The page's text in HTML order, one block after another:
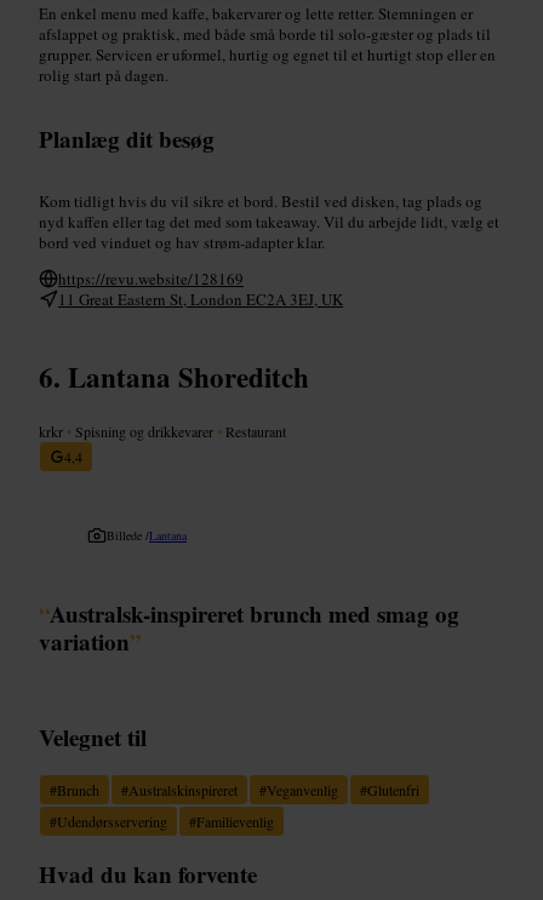
En enkel menu med kaffe, bakervarer og lette retter. Stemningen er
afslappet og praktisk, med både små borde til solo-gæster og plads til
grupper. Servicen er uformel, hurtig og egnet til et hurtigt stop eller en
rolig start på dagen.
Planlæg dit besøg
Kom tidligt hvis du vil sikre et bord. Bestil ved disken, tag plads og
nyd kaffen eller tag det med som takeaway. Vil du arbejde lidt, vælg et
bord ved vinduet og hav strøm-adapter klar.
https://revu.website/128169
11 Great Eastern St, London EC2A 3EJ, UK
Lantana Shoreditch
krkr • Spisning og drikkevarer • Restaurant
4,4
Billede /Lantana
“Australsk-inspireret brunch med smag og
variation”
Velegnet til
#Brunch #Australskinspireret #Veganvenlig #Glutenfri
#Udendørsservering #Familievenlig
Hvad du kan forvente